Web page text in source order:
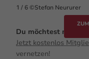
1 / 6©Stefan Neururer
Du möchtest mich
Jetzt kostenlos
vernetzen!